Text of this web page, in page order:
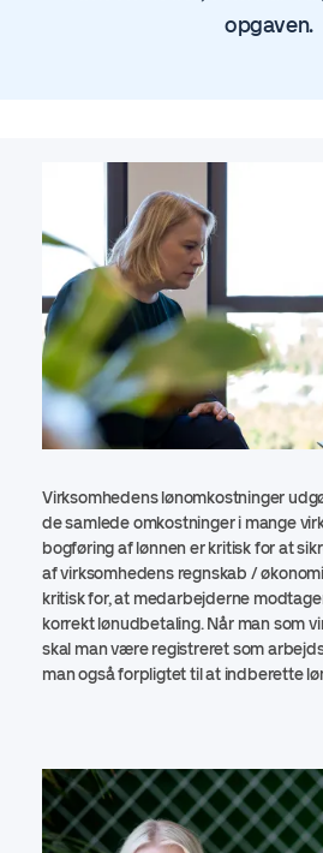
opgaven.
Virksomhedens lønomkostninger
de samlede omkostninger i mange
bogføring af lønnen er kritisk for at
af virksomhedens regnskab /
kritisk for, at medarbejderne
korrekt lønudbetaling. Når man som
skal man være registreret som
man også forpligtet til at indberette